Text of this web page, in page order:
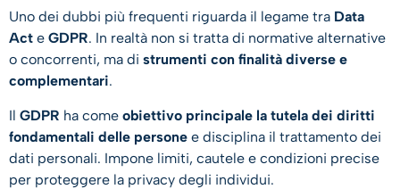
Uno dei dubbi più frequenti riguarda il legame tra Data
Act e GDPR. In realtà non si tratta di normative alternative
o concorrenti, ma di strumenti con finalità diverse e
complementari.
Il GDPR ha come obiettivo principale la tutela dei diritti
fondamentali delle persone e disciplina il trattamento dei
dati personali. Impone limiti, cautele e condizioni precise
per proteggere la privacy degli individui.